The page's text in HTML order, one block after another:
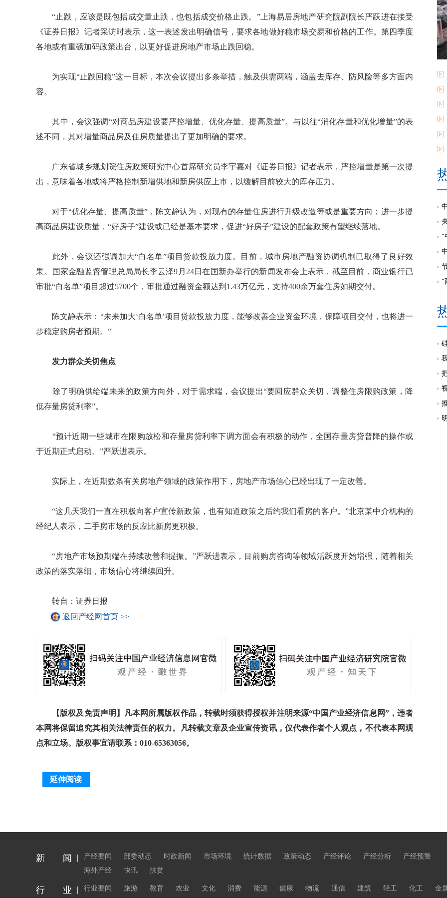
“止跌，应该是既包括成交量止跌，也包括成交价格止跌。”上海易居房地产研究院副院长严跃进在接受
《证券日报》记者采访时表示，这一表述发出明确信号，要求各地做好稳市场交易和价格的工作。第四季度
各地或有重磅加码政策出台，以更好促进房地产市场止跌回稳。
为实现“止跌回稳”这一目标，本次会议提出多条举措，触及供需两端，涵盖去库存、防风险等多方面内
容。
其中，会议强调“对商品房建设要严控增量、优化存量、提高质量”。与以往“消化存量和优化增量”的表
述不同，其对增量商品房及住房质量提出了更加明确的要求。
广东省城乡规划院住房政策研究中心首席研究员李宇嘉对《证券日报》记者表示，严控增量是第一次提
出，意味着各地或将严格控制新增供地和新房供应上市，以缓解目前较大的库存压力。
对于“优化存量、提高质量”，陈文静认为，对现有的存量住房进行升级改造等或是重要方向；进一步提
高商品房建设质量，“好房子”建设或已经是基本要求，促进“好房子”建设的配套政策有望继续落地。
此外，会议还强调加大“白名单”项目贷款投放力度。目前，城市房地产融资协调机制已取得了良好效
果。国家金融监督管理总局局长李云泽9月24日在国新办举行的新闻发布会上表示，截至目前，商业银行已
审批“白名单”项目超过5700个，审批通过融资金额达到1.43万亿元，支持400余万套住房如期交付。
陈文静表示：“未来加大‘白名单’项目贷款投放力度，能够改善企业资金环境，保障项目交付，也将进一
步稳定购房者预期。”
发力群众关切焦点
除了明确供给端未来的政策方向外，对于需求端，会议提出“要回应群众关切，调整住房限购政策，降
低存量房贷利率”。
“预计近期一些城市在限购放松和存量房贷利率下调方面会有积极的动作，全国存量房贷普降的操作或
于近期正式启动。”严跃进表示。
实际上，在近期数条有关房地产领域的政策作用下，房地产市场信心已经出现了一定改善。
“这几天我们一直在积极向客户宣传新政策，也有知道政策之后约我们看房的客户。”北京某中介机构的
经纪人表示，二手房市场的反应比新房更积极。
“房地产市场预期端在持续改善和提振。”严跃进表示，目前购房咨询等领域活跃度开始增强，随着相关
政策的落实落细，市场信心将继续回升。
转自：证券日报
返回产经网首页 >>
【版权及免责声明】凡本网所属版权作品，转载时须获得授权并注明来源“中国产业经济信息网”，违者
本网将保留追究其相关法律责任的权力。凡转载文章及企业宣传资讯，仅代表作者个人观点，不代表本网观
点和立场。版权事宜请联系：010-65363056。
延伸阅读
“
“
新 闻 产经要闻 部委动态 时政新闻 市场环境 统计数据 政策动态 产经评论 产经分析
产经预警
海外产经
快讯 扶贫
行 业 行业要闻 旅游 教育 农业 文化 消费 能源 健康 物流 通信 建筑 轻工 化工 金